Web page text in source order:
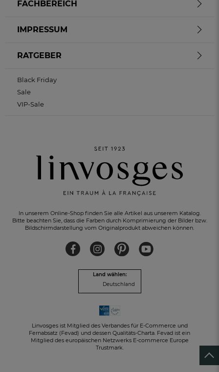
KOSTENLOSER RÜCKVERSANDinnerhalb von 30 Tagen
In unserem Online-Shop finden Sie alle Artikel aus unserem Katalog.
Bitte beachten Sie, dass die Farben durch Komprimierung der Bilder bzw.
Bildschirmdarstellung vom Originalprodukt abweichen können.
Land wählen:
Deutschland
Linvosges ist Mitglied des Verbandes für E-Commerce und
Fernabsatz (Fevad) und dessen Qualitäts-Charta. Fevad ist ein
Mitglied des europäischen Netzwerks E-commerce Europe
Trustmark.
FACHBEREICH
IMPRESSUM
RATGEBER
Black Friday
Sale
VIP-Sale